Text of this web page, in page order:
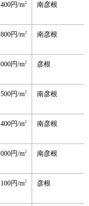
円/m2 南彦根
円/m2 南彦根
円/m2 彦根
円/m2 南彦根
円/m2 南彦根
円/m2 南彦根
円/m2 彦根